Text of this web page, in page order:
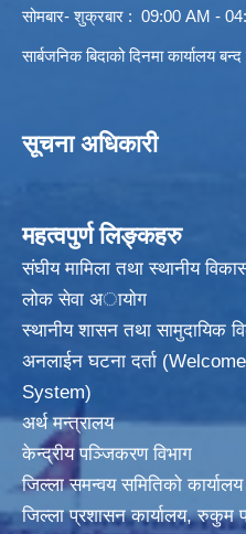
सोमबार- शुक्रबार : 09:00 AM -
सार्बजनिक बिदाको दिनमा कार्यालय
सूचना अधिकारी
महत्वपुर्ण लिङ्कहरु
संघीय मामिला तथा स्थानीय
लोक सेवा अायाेग
स्थानीय शासन तथा सामुदायिक
अनलाईन घटना दर्ता
System)
अर्थ मन्त्रालय
केन्द्रीय पञ्जिकरण विभाग
जिल्ला समन्वय समितिको
जिल्ला प्रशासन कार्यालय, रुकुम